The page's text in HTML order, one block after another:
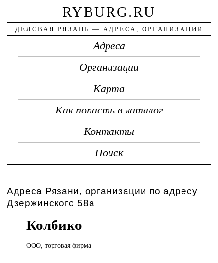
RYBURG.RU
ДЕЛОВАЯ РЯЗАНЬ — АДРЕСА, ОРГАНИЗАЦИИ
Адреса
Организации
Карта
Как попасть в каталог
Контакты
Поиск
Адреса Рязани, организации по адресу
Дзержинского 58а
Колбико
ООО, торговаяфирма